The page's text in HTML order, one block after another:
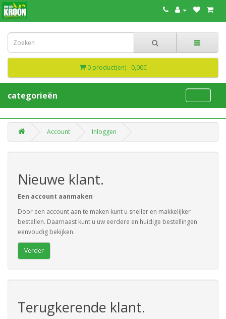
0 product(en) - 0,00€
categorieën
Account Inloggen
Nieuwe klant.
Een account aanmaken
Door een account aan te maken kunt u sneller en makkelijker
bestellen. Daarnaast kunt u uw eerdere en huidige bestellingen
eenvoudig bekijken.
Verder
Terugkerende klant.